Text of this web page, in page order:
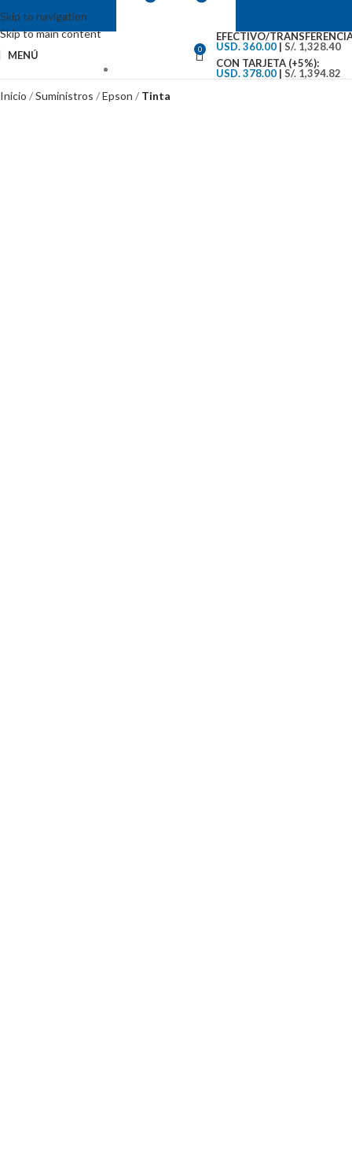
Skip to navigation
Skip to main content
MENÚ 0
EFECTIVO/
USD. 360.00 | S/. 1,328.40
CON TARJETA (+5%):
USD. 378.00 | S/. 1,394.82
Inicio Suministros Epson Tinta